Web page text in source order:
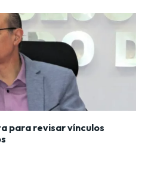
para revisar vínculos